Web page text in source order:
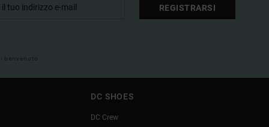
REGISTRARSI
benvenuto
DC SHOES
DC Crew